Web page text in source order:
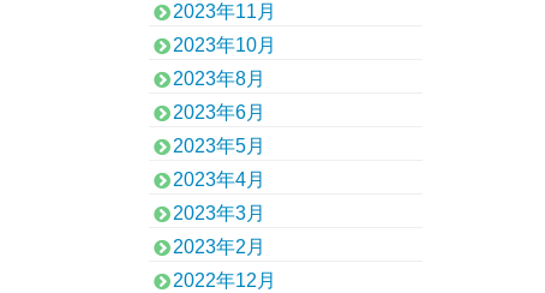
2023年11月
2023年10月
2023年8月
2023年6月
2023年5月
2023年4月
2023年3月
2023年2月
2022年12月